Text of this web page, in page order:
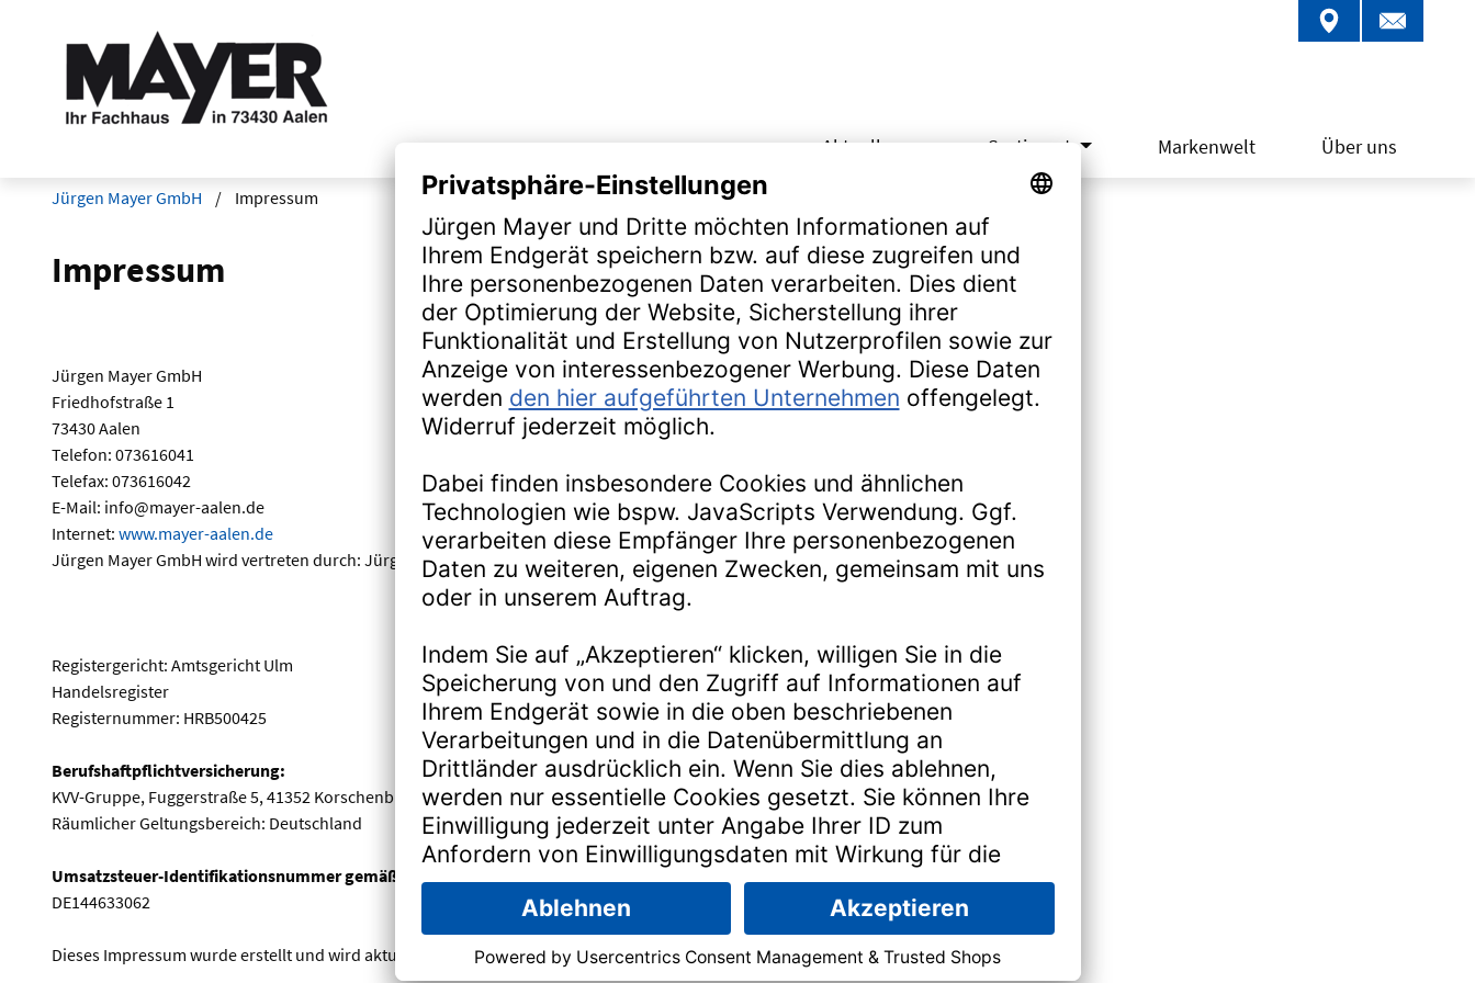
Aktuelles Sortiment Markenwelt Über uns
Jürgen Mayer GmbH Impressum
Impressum
Jürgen Mayer GmbH
Friedhofstraße 1
73430 Aalen
Telefon: 073616041
Telefax: 073616042
E-Mail: info@mayer-aalen.de
Internet: www.mayer-aalen.de
Jürgen Mayer GmbH wird vertreten durch: Jürgen Mayer
Registergericht: Amtsgericht Ulm
Handelsregister
Registernummer: HRB500425
Berufshaftpflichtversicherung:
KVV-Gruppe, Fuggerstraße 5, 41352 Korschenbroich
Räumlicher Geltungsbereich: Deutschland
Umsatzsteuer-Identifikationsnummer gemäß § 27a Umsatzsteuergesetz (UStG):
DE144633062
Dieses Impressum wurde erstellt und wird aktualisiert mit der Technologie derjanolaw AG.